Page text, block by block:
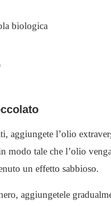
biologica
aggiungete l’olio
modo tale che l’olio
un effetto sabbioso.
aggiungetele